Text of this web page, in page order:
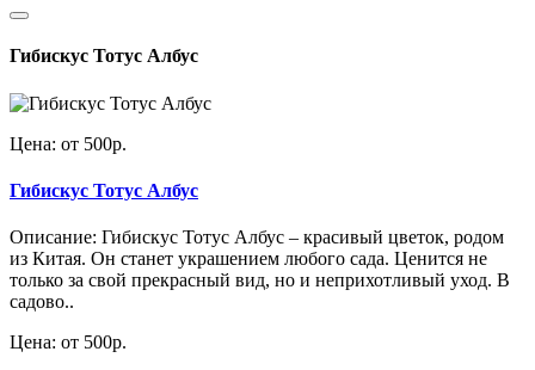
Гибискус Тотус Албус
Цена: от 500р.
Гибискус Тотус Албус
Описание: Гибискус Тотус Албус – красивый цветок, родом
из Китая. Он станет украшением любого сада. Ценится не
только за свой прекрасный вид, но и неприхотливый уход. В
садово..
Цена: от 500р.